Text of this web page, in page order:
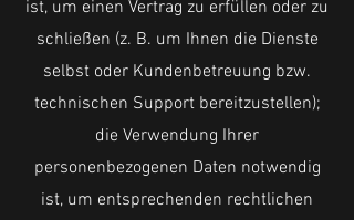
ist, um einen Vertrag zu erfüllen oder zu
schließen (z. B. um Ihnen die Dienste
selbst oder Kundenbetreuung bzw.
technischen Support bereitzustellen);
die Verwendung Ihrer
personenbezogenen Daten notwendig
ist, um entsprechenden rechtlichen